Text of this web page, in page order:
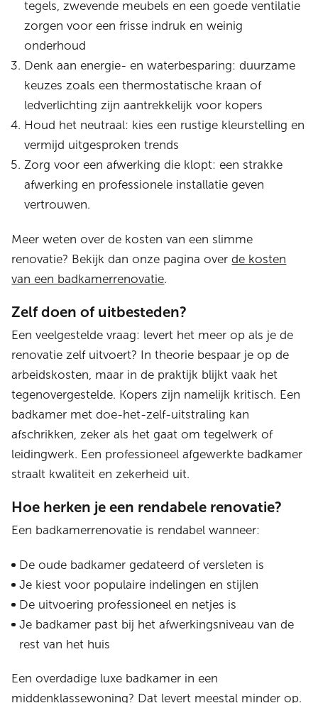
tegels, zwevende meubels en een goede ventilatie
zorgen voor een frisse indruk en weinig
onderhoud
Denk aan energie- en waterbesparing: duurzame
keuzes zoals een thermostatische kraan of
ledverlichting zijn aantrekkelijk voor kopers
Houd het neutraal: kies een rustige kleurstelling en
vermijd uitgesproken trends
Zorg voor een afwerking die klopt: een strakke
afwerking en professionele installatie geven
vertrouwen.
Meer weten over de kosten van een slimme
renovatie? Bekijk dan onze pagina overde kosten
van een badkamerrenovatie.
Zelf doen of uitbesteden?
Een veelgestelde vraag: levert het meer op als je de
renovatie zelf uitvoert? In theorie bespaar je op de
arbeidskosten, maar in de praktijk blijkt vaak het
tegenovergestelde. Kopers zijn namelijk kritisch. Een
badkamer met doe-het-zelf-uitstraling kan
afschrikken, zeker als het gaat om tegelwerk of
leidingwerk. Een professioneel afgewerkte badkamer
straalt kwaliteit en zekerheid uit.
Hoe herken je een rendabele renovatie?
Een badkamerrenovatie is rendabel wanneer:
De oude badkamer gedateerd of versleten is
Je kiest voor populaire indelingen en stijlen
De uitvoering professioneel en netjes is
Je badkamer past bij het afwerkingsniveau van de
rest van het huis
Een overdadige luxe badkamer in een
middenklassewoning? Dat levert meestal minder op.